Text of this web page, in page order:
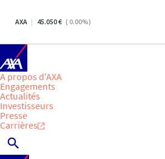
AXA 45.050 ( 0.00%)
A propos d'AXA
Engagements
Actualités
Investisseurs
Presse
Carrières